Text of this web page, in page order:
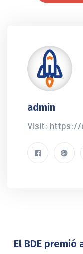
admin
Visit: https://
El BDE premió